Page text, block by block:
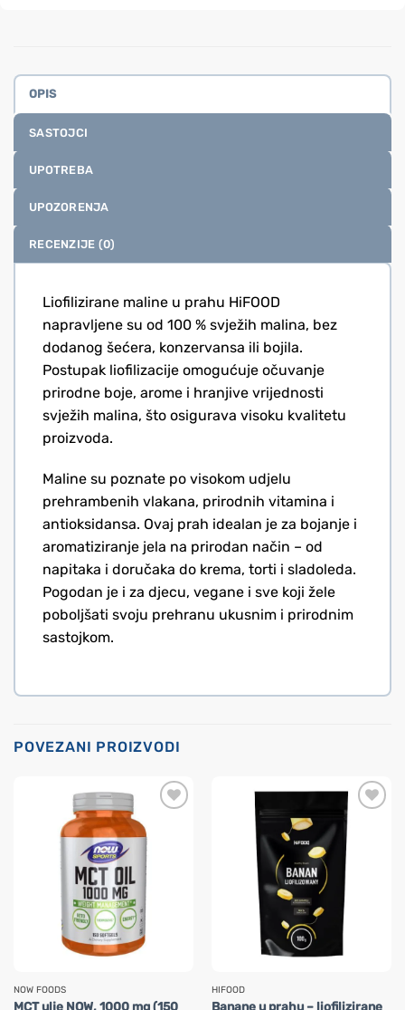
OPIS
SASTOJCI
UPOTREBA
UPOZORENJA
RECENZIJE (0)
Liofilizirane maline u prahu HiFOOD
napravljene su od 100 % svježih malina, bez
dodanog šećera, konzervansa ili bojila.
Postupak liofilizacije omogućuje očuvanje
prirodne boje, arome i hranjive vrijednosti
svježih malina, što osigurava visoku kvalitetu
proizvoda.
Maline su poznate po visokom udjelu
prehrambenih vlakana, prirodnih vitamina i
antioksidansa. Ovaj prah idealan je za bojanje i
aromatiziranje jela na prirodan način – od
napitaka i doručaka do krema, torti i sladoleda.
Pogodan je i za djecu, vegane i sve koji žele
poboljšati svoju prehranu ukusnim i prirodnim
sastojkom.
POVEZANI PROIZVODI
NOW FOODS
MCT ulje NOW, 1000 mg (150
HIFOOD
Banane u prahu – liofilizirane